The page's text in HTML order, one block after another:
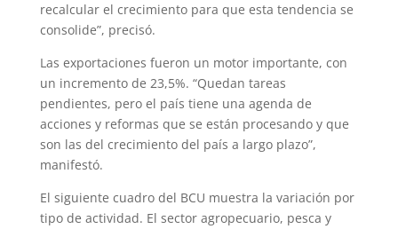
recalcular el crecimiento para que esta tendencia se
consolide”, precisó.
Las exportaciones fueron un motor importante, con
un incremento de 23,5%. “Quedan tareas
pendientes, pero el país tiene una agenda de
acciones y reformas que se están procesando y que
son las del crecimiento del país a largo plazo”,
manifestó.
El siguiente cuadro del BCU muestra la variación por
tipo de actividad. El sector agropecuario, pesca y